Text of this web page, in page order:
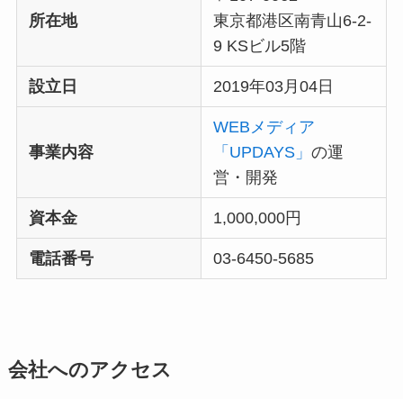
所在地
東京都港区南青山6-2-
9 KSビル5階
設立日 2019年03月04日
事業内容
WEBメディア
「UPDAYS」の運
営・開発
資本金 1,000,000円
電話番号 03-6450-5685
会社へのアクセス